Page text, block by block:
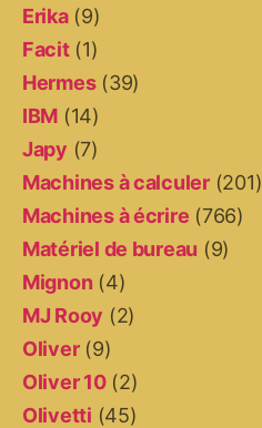
Erika(9)
Facit(1)
Hermes(39)
IBM (14)
Japy (7)
Machines à calculer(201)
Machines à écrire (766)
Matériel de bureau (9)
Mignon (4)
MJ Rooy (2)
Oliver(9)
Oliver 10(2)
Olivetti (45)